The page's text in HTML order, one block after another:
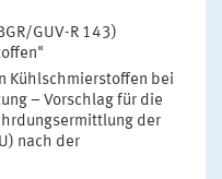
GUV-R 143)
Kühlschmierstoffen bei
– Vorschlag für die
der
nach der